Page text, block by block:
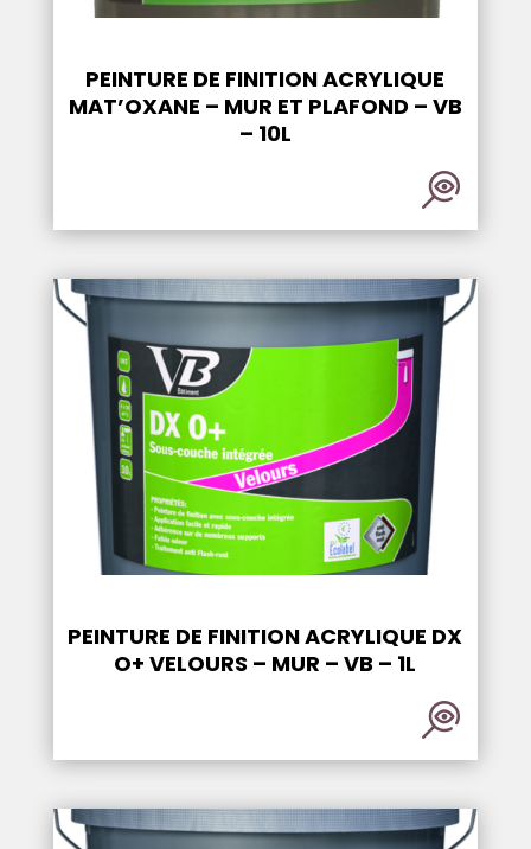
PEINTURE DE FINITION ACRYLIQUE
MAT’OXANE – MUR ET PLAFOND – VB
– 10L
PEINTURE DE FINITION ACRYLIQUE DX
O+ VELOURS – MUR – VB – 1L